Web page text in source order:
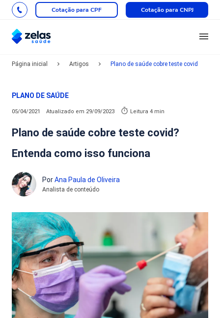
Cotação para CPF Cotação para CNPJ
Página inicial Artigos Plano de saúde cobre teste covid
PLANO DE SAÚDE
05/04/2021 Atualizado em 29/09/2023 Leitura 4 min
Plano de saúde cobre teste covid?
Entenda como isso funciona
PorAna Paula de Oliveira
Analista de conteúdo